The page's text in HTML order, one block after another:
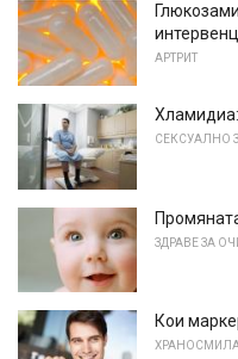
АРТРИТ
СЕКСУАЛНО
ЗДРАВЕ ЗА
Кои